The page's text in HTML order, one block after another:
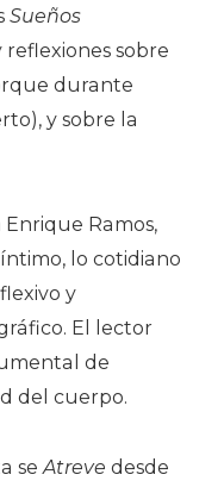
Sueños
sobre
durante
y sobre la
Enrique Ramos,
lo cotidiano
y
El lector
de
del cuerpo.
seAtreve desde